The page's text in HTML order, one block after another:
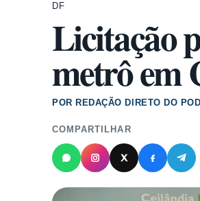
DF
Licitação
metrô em
POR REDAÇÃO DIRETO DO
COMPARTILHAR